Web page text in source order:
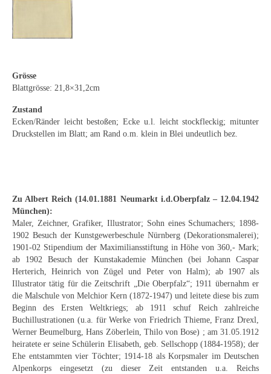
Hermann Dieste
August Lange-Brock
Ferdinand Springer
Arne Siegfried
Curt Wittenbecher
Autographen / Dokumente
Herkunft & Wirkungsstätte
Berliner Künstler
Düsseldorfer Künstler
Fränkische Künstler
Hamburger Künstler
Münchner Künstler
Grösse
Blattgrösse: 21,8×31,2cm
Zustand
Ecken/Ränder leicht bestoßen; Ecke u.l. leicht stockfleckig; mitunter
Druckstellen im Blatt; am Rand o.m. klein in Blei undeutlich bez.
Zu Albert Reich (14.01.1881 Neumarkt i.d.Oberpfalz – 12.04.1942
München):
Maler, Zeichner, Grafiker, Illustrator; Sohn eines Schumachers; 1898-
1902 Besuch der Kunstgewerbeschule Nürnberg (Dekorationsmalerei);
1901-02 Stipendium der Maximiliansstiftung in Höhe von 360,- Mark;
ab 1902 Besuch der Kunstakademie München (bei Johann Caspar
Herterich, Heinrich von Zügel und Peter von Halm); ab 1907 als
Illustrator tätig für die Zeitschrift „Die Oberpfalz“; 1911 übernahm er
die Malschule von Melchior Kern (1872-1947) und leitete diese bis zum
Beginn des Ersten Weltkriegs; ab 1911 schuf Reich zahlreiche
Buchillustrationen (u.a. für Werke von Friedrich Thieme, Franz Drexl,
Werner Beumelburg, Hans Zöberlein, Thilo von Bose) ; am 31.05.1912
heiratete er seine Schülerin Elisabeth, geb. Sellschopp (1884-1958); der
Ehe entstammten vier Töchter; 1914-18 als Korpsmaler im Deutschen
Alpenkorps eingesetzt (zu dieser Zeit entstanden u.a. Reichs